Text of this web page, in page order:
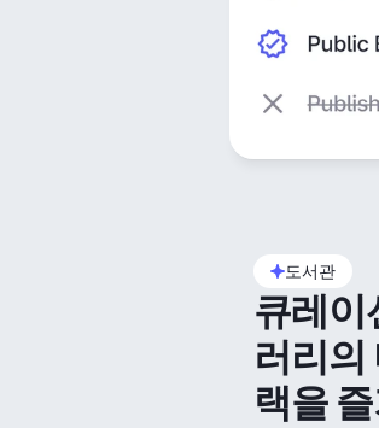
도서관
큐레이
러리의
랙을